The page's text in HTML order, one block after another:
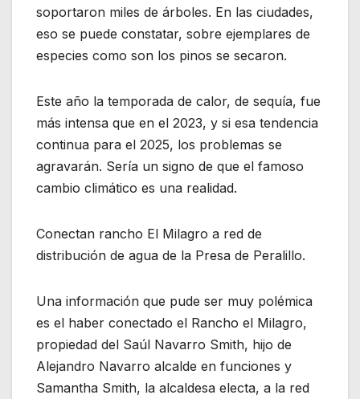
soportaron miles de árboles. En las ciudades,
eso se puede constatar, sobre ejemplares de
especies como son los pinos se secaron.
Este año la temporada de calor, de sequía, fue
más intensa que en el 2023, y si esa tendencia
continua para el 2025, los problemas se
agravarán. Sería un signo de que el famoso
cambio climático es una realidad.
Conectan rancho El Milagro a red de
distribución de agua de la Presa de Peralillo.
Una información que pude ser muy polémica
es el haber conectado el Rancho el Milagro,
propiedad del Saúl Navarro Smith, hijo de
Alejandro Navarro alcalde en funciones y
Samantha Smith, la alcaldesa electa, a la red